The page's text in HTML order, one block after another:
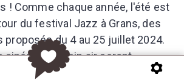
! Comme chaque année, l'été est
du festival Jazz à Grans, des
du 4 au 25 juillet 2024.
cinéma en plein air seront
et 27 juillet 2024.